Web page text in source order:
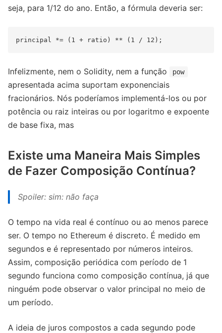
seja, para 1/12 do ano. Então, a fórmula deveria ser:
Infelizmente, nem o Solidity, nem a função pow
apresentada acima suportam exponenciais
fracionários. Nós poderíamos implementá-los ou por
potência ou raiz inteiras ou por logaritmo e expoente
de base fixa, mas
Existe uma Maneira Mais Simples
de Fazer Composição Contínua?
Spoiler: sim: não faça
O tempo na vida real é contínuo ou ao menos parece
ser. O tempo no Ethereum é discreto. É medido em
segundos e é representado por números inteiros.
Assim, composição periódica com período de 1
segundo funciona como composição contínua, já que
ninguém pode observar o valor principal no meio de
um período.
A ideia de juros compostos a cada segundo pode